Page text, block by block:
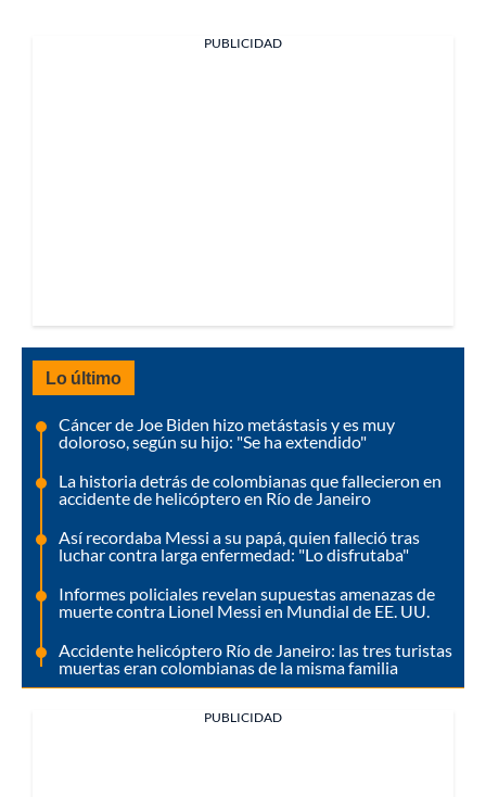
PUBLICIDAD
Lo último
Cáncer de Joe Biden hizo metástasis y es muy
doloroso, según su hijo: "Se ha extendido"
La historia detrás de colombianas que fallecieron en
accidente de helicóptero en Río de Janeiro
Así recordaba Messi a su papá, quien falleció tras
luchar contra larga enfermedad: "Lo disfrutaba"
Informes policiales revelan supuestas amenazas de
muerte contra Lionel Messi en Mundial de EE. UU.
Accidente helicóptero Río de Janeiro: las tres turistas
muertas eran colombianas de la misma familia
PUBLICIDAD